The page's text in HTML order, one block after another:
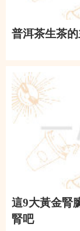
普洱茶生茶
這9大黃金腎
腎吧